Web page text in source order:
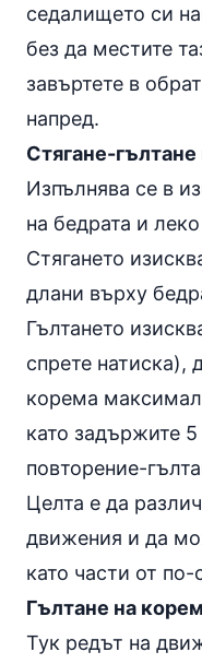
седалището си
без да местите
завъртете в
напред.
Стягане-
Изпълнява се в
на бедрата и
Стягането
длани върху
Гълтането
спрете натиска),
корема
като задържите
повторение-
Целта е да
движения и да
като части от
Гълтане на
Тук редът на